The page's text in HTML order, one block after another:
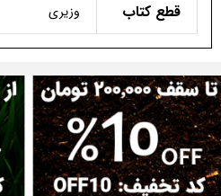
قطع کتاب وزیری